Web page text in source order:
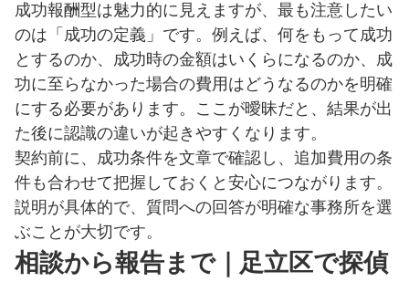
成功報酬型は魅力的に見えますが、最も注意したい
のは「成功の定義」です。例えば、何をもって成功
とするのか、成功時の金額はいくらになるのか、成
功に至らなかった場合の費用はどうなるのかを明確
にする必要があります。ここが曖昧だと、結果が出
た後に認識の違いが起きやすくなります。
契約前に、成功条件を文章で確認し、追加費用の条
件も合わせて把握しておくと安心につながります。
説明が具体的で、質問への回答が明確な事務所を選
ぶことが大切です。
相談から報告まで｜足立区で探偵